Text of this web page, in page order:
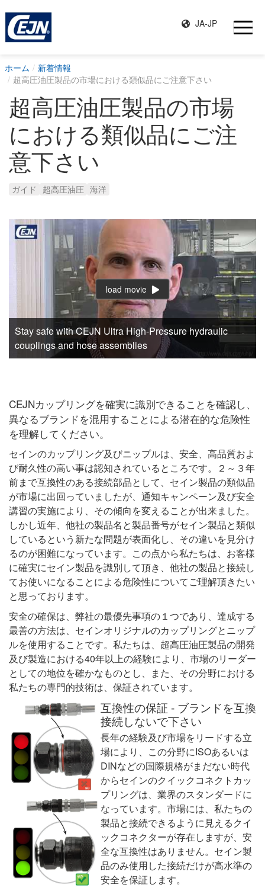
JA-JP
ホーム
新着情報
超高圧油圧製品の市場における類似品にご注意下さい
超高圧油圧製品の市場
における類似品にご注
意下さい
ガイド 超高圧油圧 海洋
load movie
Stay safe with CEJN Ultra High-Pressure hydraulic
couplings and hose assemblies
CEJNカップリングを確実に識別できることを確認し、
異なるブランドを混用することによる潜在的な危険性
を理解してください。
セインのカップリング及びニップルは、安全、高品質およ
び耐久性の高い事は認知されているところです。２～３年
前まで互換性のある接続部品として、セイン製品の類似品
が市場に出回っていましたが、通知キャンペーン及び安全
講習の実施により、その傾向を変えることが出来ました。
しかし近年、他社の製品名と製品番号がセイン製品と類似
しているという新たな問題が表面化し、その違いを見分け
るのが困難になっています。この点から私たちは、お客様
に確実にセイン製品を識別して頂き、他社の製品と接続し
てお使いになることによる危険性についてご理解頂きたい
と思っております。
安全の確保は、弊社の最優先事項の１つであり、達成する
最善の方法は、セインオリジナルのカップリングとニップ
ルを使用することです。私たちは、超高圧油圧製品の開発
及び製造における40年以上の経験により、市場のリーダー
としての地位を確かなものとし、また、その分野における
私たちの専門的技術は、保証されています。
互換性の保証 - ブランドを互換
接続しないで下さい
長年の経験及び市場をリードする立
場により、この分野にISOあるいは
DINなどの国際規格がまだない時代
からセインのクイックコネクトカッ
プリングは、業界のスタンダードに
なっています。市場には、私たちの
製品と接続できるように見えるクイ
ックコネクターが存在しますが、安
全な互換性はありません。セイン製
品のみ使用した接続だけが高水準の
安全を保証します。